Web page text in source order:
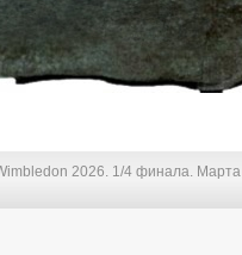
2026. 1/4 финала. Марта